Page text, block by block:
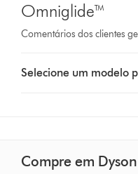
Omniglide™
Comentários dos clientes
a
show
Selecione um modelo
Compre em